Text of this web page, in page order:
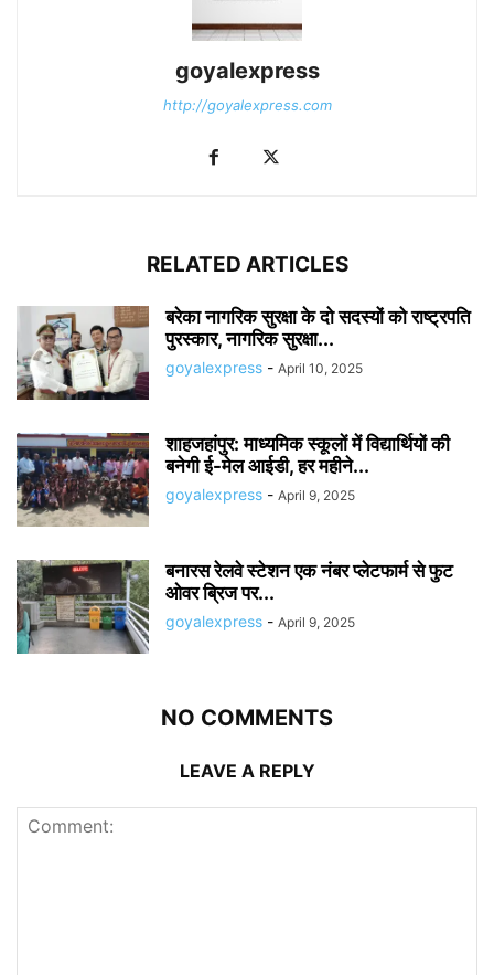
goyalexpress
http://goyalexpress.com
RELATED ARTICLES
बरेका नागरिक सुरक्षा के दो सदस्यों को राष्ट्रपति
पुरस्कार, नागरिक सुरक्षा...
goyalexpress - April 10, 2025
शाहजहांपुर: माध्यमिक स्कूलाें में विद्यार्थियों की
बनेगी ई-मेल आईडी, हर महीने...
goyalexpress - April 9, 2025
बनारस रेलवे स्टेशन एक नंबर प्लेटफार्म से फुट
ओवर ब्रिज पर...
goyalexpress - April 9, 2025
NO COMMENTS
LEAVE A REPLY